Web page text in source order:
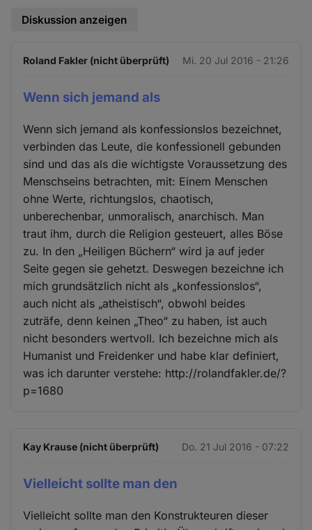
Diskussion anzeigen
Roland Fakler (nicht überprüft) Mi. 20 Jul 2016 - 21:26
Wenn sich jemand als
Wenn sich jemand als konfessionslos bezeichnet,
verbinden das Leute, die konfessionell gebunden
sind und das als die wichtigste Voraussetzung des
Menschseins betrachten, mit: Einem Menschen
ohne Werte, richtungslos, chaotisch,
unberechenbar, unmoralisch, anarchisch. Man
traut ihm, durch die Religion gesteuert, alles Böse
zu. In den „Heiligen Büchern“ wird ja auf jeder
Seite gegen sie gehetzt. Deswegen bezeichne ich
mich grundsätzlich nicht als „konfessionslos“,
auch nicht als „atheistisch“, obwohl beides
zuträfe, denn keinen „Theo“ zu haben, ist auch
nicht besonders wertvoll. Ich bezeichne mich als
Humanist und Freidenker und habe klar definiert,
was ich darunter verstehe: http://rolandfakler.de/?
p=1680
Kay Krause (nicht überprüft) Do. 21 Jul 2016 - 07:22
Vielleicht sollte man den
Vielleicht sollte man den Konstrukteuren dieser